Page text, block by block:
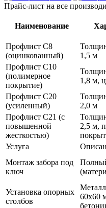
Прайс-лист на все
Наименование
Профлист С8
(оцинкованный)
1,5 м
Профлист С10
(полимерное
покрытие)
1,8 м,
Профлист С20
(усиленный)
2,0 м
Профлист С21 (с
повышенной
жесткостью)
2,5 м,
Услуга
Монтаж забора под
ключ
Установка опорных
столбов
60х60